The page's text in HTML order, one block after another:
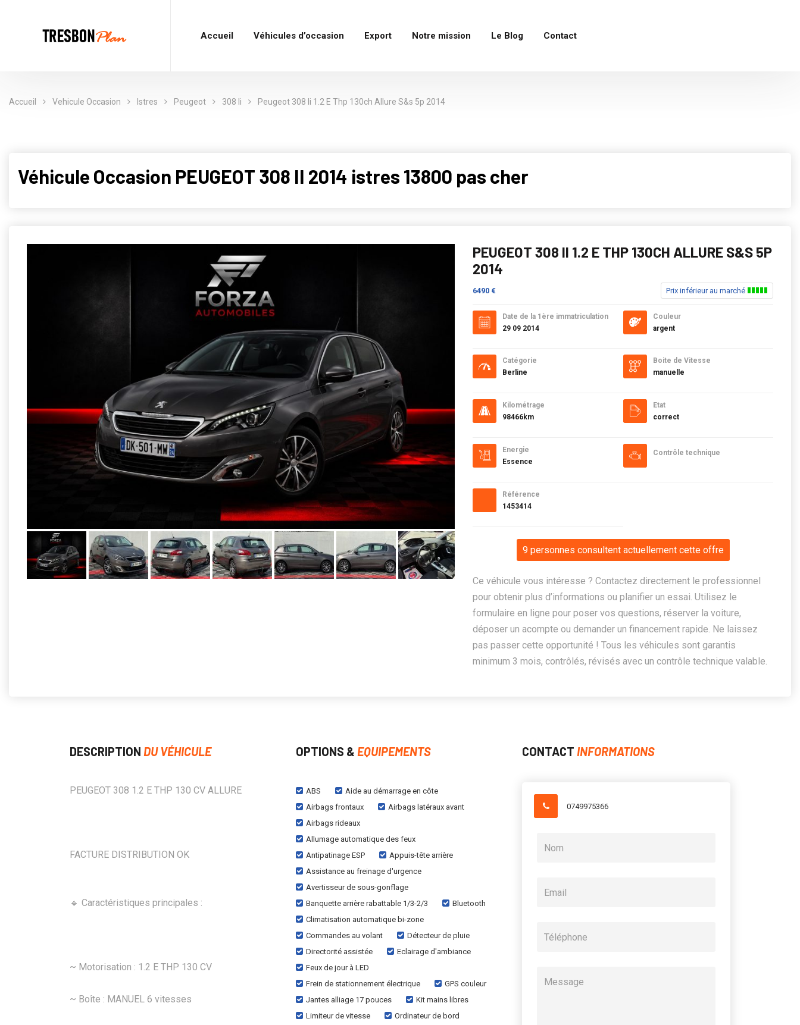
Accueil Véhicules d’occasion Export Notre mission Le Blog Contact
Accueil Vehicule Occasion Istres Peugeot 308 Ii Peugeot 308 Ii 1.2 E Thp 130ch Allure S&s 5p 2014
Véhicule Occasion PEUGEOT 308 II 2014 istres 13800 pas cher
PEUGEOT 308 II 1.2 E THP 130CH ALLURE S&S 5P
2014
6490 € Prix inférieur au marché
Date de la 1ère immatriculation
29 09 2014
Catégorie
Berline
Kilométrage
98466km
Energie
Essence
Référence
1453414
Couleur
argent
Boite de Vitesse
manuelle
Etat
correct
Contrôle technique
9 personnes consultent actuellement cette offre
Ce véhicule vous intéresse ? Contactez directement le professionnel
pour obtenir plus d’informations ou planifier un essai. Utilisez le
formulaire en ligne pour poser vos questions, réserver la voiture,
déposer un acompte ou demander un financement rapide. Ne laissez
pas passer cette opportunité ! Tous les véhicules sont garantis
minimum 3 mois, contrôlés, révisés avec un contrôle technique valable.
DESCRIPTION DU VÉHICULE
PEUGEOT 308 1.2 E THP 130 CV ALLURE
FACTURE DISTRIBUTION OK
🔹 Caractéristiques principales :
~ Motorisation : 1.2 E THP 130 CV
~ Boîte : MANUEL 6 vitesses
OPTIONS & EQUIPEMENTS
ABS
Aide au démarrage en côte
Airbags frontaux
Airbags latéraux avant
Airbags rideaux
Allumage automatique des feux
Antipatinage ESP
Appuis-tête arrière
Assistance au freinage d'urgence
Avertisseur de sous-gonflage
Banquette arrière rabattable 1/3-2/3
Bluetooth
Climatisation automatique bi-zone
Commandes au volant
Détecteur de pluie
Directorité assistée
Eclairage d'ambiance
Feux de jour à LED
Frein de stationnement électrique
GPS couleur
Jantes alliage 17 pouces
Kit mains libres
Limiteur de vitesse
Ordinateur de bord
CONTACT INFORMATIONS
0749975366